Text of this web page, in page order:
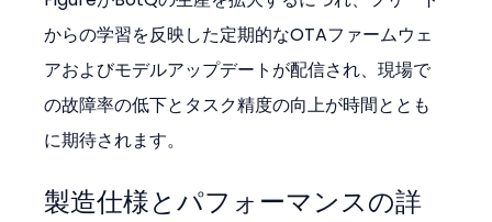
からの学習を反映した定期的なOTAファームウェ
アおよびモデルアップデートが配信され、現場で
の故障率の低下とタスク精度の向上が時間ととも
に期待されます。
製造仕様とパフォーマンスの詳